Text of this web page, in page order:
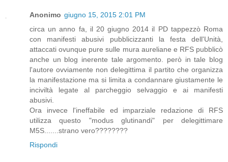
Anonimo giugno 15, 2015 2:01 PM
circa un anno fa, il 20 giugno 2014 il PD tappezzò Roma
con manifesti abusivi pubblicizzanti la festa dell'Unità,
attaccati ovunque pure sulle mura aureliane e RFS pubblicò
anche un blog inerente tale argomento. però in tale blog
l'autore ovviamente non delegittima il partito che organizza
la manifestazione ma si limita a condannare giustamente le
inciviltà legate al parcheggio selvaggio e ai manifesti
abusivi.
Ora invece l'ineffabile ed imparziale redazione di RFS
utilizza questo "modus glutinandi" per delegittimare
M5S.......strano vero????????
Rispondi